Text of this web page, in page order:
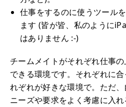
仕事をするのに使うツール
ます (皆が皆、私のように
はありません :-)
チームメイトがそれぞれ仕事
できる環境です。それぞれに
れぞれが好きな環境で。ただ
ニーズや要求をよく考慮に入れ